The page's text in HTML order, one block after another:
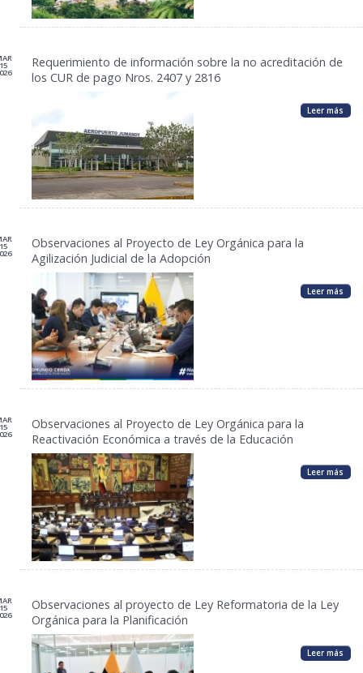
15
Requerimiento de información sobre la no acreditación de
los CUR de pago Nros. 2407 y 2816
Leer más
15
Observaciones al Proyecto de Ley Orgánica para la
Agilización Judicial de la Adopción
Leer más
15
Observaciones al Proyecto de Ley Orgánica para la
Reactivación Económica a través de la Educación
Leer más
15
Observaciones al proyecto de Ley Reformatoria de la Ley
Orgánica para la Planificación
Leer más